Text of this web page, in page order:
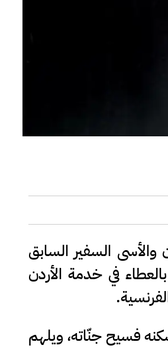
والأسى السفير السابق
في خدمة الأردن
فسيح جنّاته، ويلهم